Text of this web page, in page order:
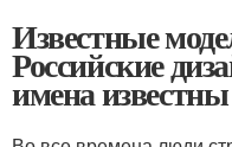
Известные
Российские
имена